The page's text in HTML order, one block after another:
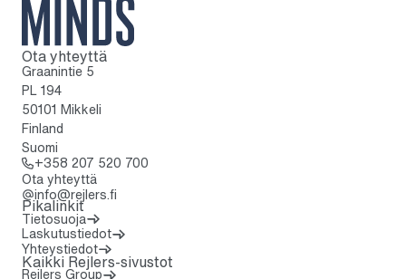
Kotisivulle
Ota yhteyttä
Graanintie 5
PL 194
50101 Mikkeli
Finland
Suomi
+358 207 520 700
Ota yhteyttä
info@rejlers.fi
Pikalinkit
Tietosuoja
Laskutustiedot
Yhteystiedot
Kaikki Rejlers-sivustot
Rejlers Group